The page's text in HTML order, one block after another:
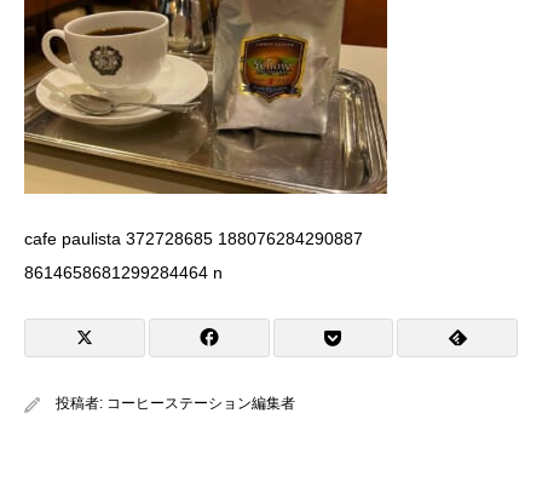
cafe paulista 372728685 188076284290887
8614658681299284464 n
投稿者: コーヒーステーション編集者